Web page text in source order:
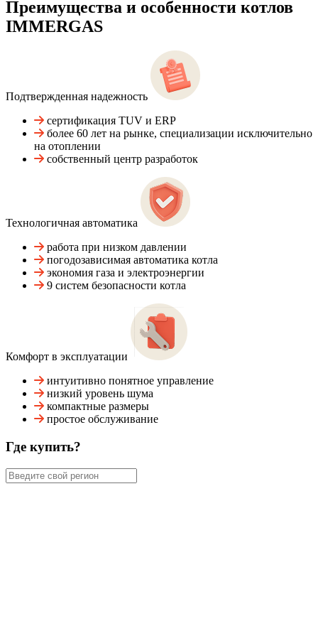
Преимущества и особенности котлов
IMMERGAS
Подтвержденная надежность
сертификация TUV и ERP
более 60 лет на рынке, специализации исключительно
на отоплении
собственный центр разработок
Технологичная автоматика
работа при низком давлении
погодозависимая автоматика котла
экономия газа и электроэнергии
9 систем безопасности котла
Комфорт в эксплуатации
интуитивно понятное управление
низкий уровень шума
компактные размеры
простое обслуживание
Где купить?